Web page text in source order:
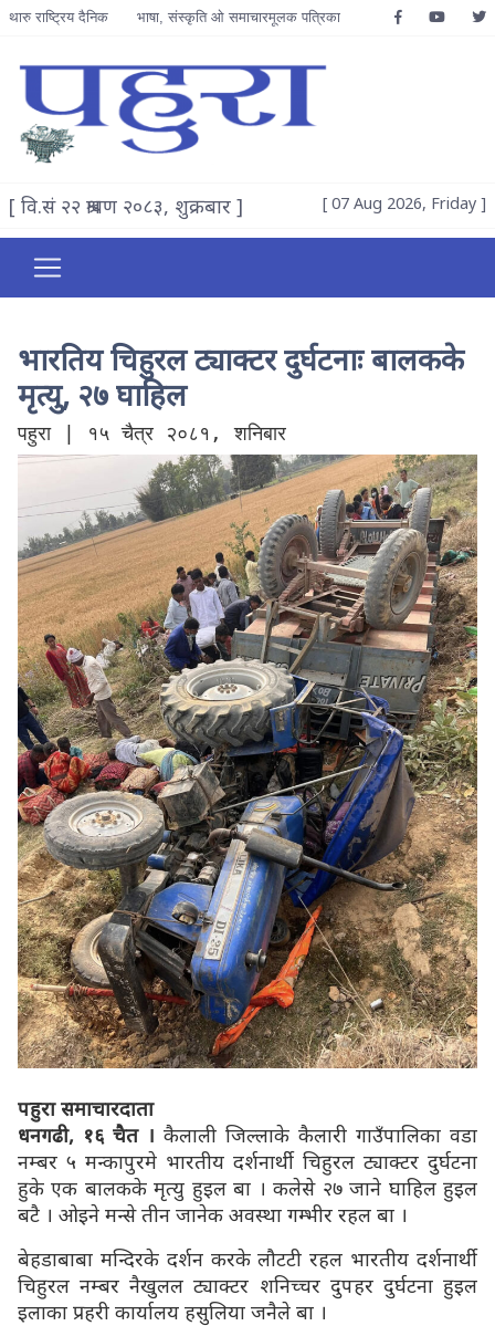
थारु राष्ट्रिय दैनिक भाषा, संस्कृति ओ समाचारमूलक पत्रिका
[ वि.सं २२ श्रावण २०८३, शुक्रबार ] [ 07 Aug 2026, Friday ]
भारतिय चिहुरल ट्याक्टर दुर्घटनाः बालकके
मृत्यु, २७ घाहिल
पहुरा | १५ चैत्र २०८१, शनिबार
पहुरा समाचारदाता
धनगढी, १६ चैत । कैलाली जिल्लाके कैलारी गाउँपालिका वडा
नम्बर ५ मन्कापुरमे भारतीय दर्शनार्थी चिहुरल ट्याक्टर दुर्घटना
हुके एक बालकके मृत्यु हुइल बा । कलेसे २७ जाने घाहिल हुइल
बटै । ओइने मन्से तीन जानेक अवस्था गम्भीर रहल बा ।
बेहडाबाबा मन्दिरके दर्शन करके लौटटी रहल भारतीय दर्शनार्थी
चिहुरल नम्बर नैखुलल ट्याक्टर शनिच्चर दुपहर दुर्घटना हुइल
इलाका प्रहरी कार्यालय हसुलिया जनैले बा ।